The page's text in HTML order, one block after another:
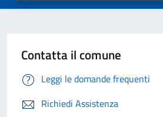
Contatta il comune
Leggi le domande frequenti
Richiedi Assistenza